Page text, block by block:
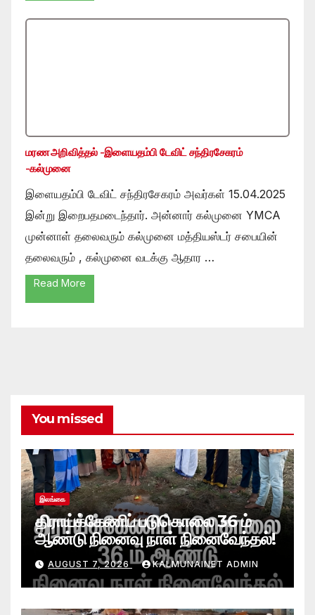
மரண அறிவித்தல் -இளையதம்பி டேவிட் சந்திரசேகரம்
-கல்முனை
இளையதம்பி டேவிட் சந்திரசேகரம் அவர்கள் 15.04.2025
இன்று இறைபதமடைந்தார். அன்னார் கல்முனை YMCA
முன்னாள் தலைவரும் கல்முனை மத்தியஸ்டர் சபையின்
தலைவரும் , கல்முனை வடக்கு ஆதார …
Read More
You missed
இலங்கை
திராய்க்கேணிப் படுகொலை 36 ம்
ஆண்டு நினைவு நாள் நினைவேந்தல்!
AUGUST 7, 2026 KALMUNAINET ADMIN